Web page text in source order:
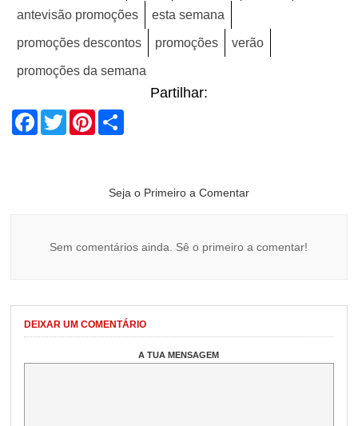
antevisão promoções esta semana
promoções descontos promoções verão
promoções da semana
Partilhar:
Facebook
TwitterPinterest
Seja o Primeiro a Comentar
Sem comentários ainda. Sê o primeiro a comentar!
DEIXAR UM COMENTÁRIO
A TUA MENSAGEM